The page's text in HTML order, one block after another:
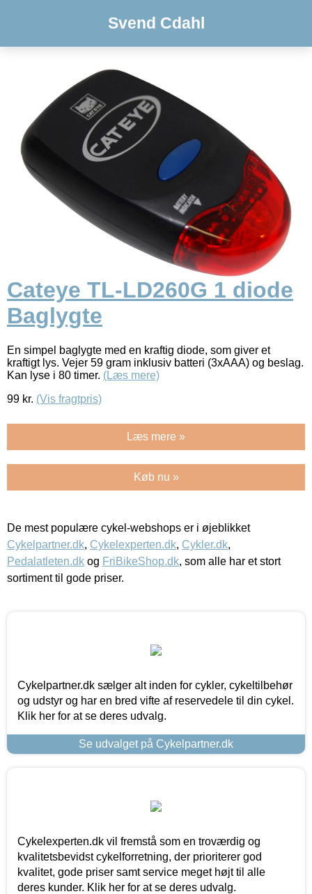
Svend Cdahl
Cateye TL-LD260G 1 diode
Baglygte
En simpel baglygte med en kraftig diode, som giver et
kraftigt lys. Vejer 59 gram inklusiv batteri (3xAAA) og beslag.
Kan lyse i 80 timer. (Læs mere)
99 kr. (Vis fragtpris)
Læs mere »
Køb nu »
De mest populære cykel-webshops er i øjeblikket
Cykelpartner.dk, Cykelexperten.dk, Cykler.dk,
Pedalatleten.dk og FriBikeShop.dk, som alle har et stort
sortiment til gode priser.
Cykelpartner.dk sælger alt inden for cykler, cykeltilbehør
og udstyr og har en bred vifte af reservedele til din cykel.
Klik her for at se deres udvalg.
Se udvalget på Cykelpartner.dk
Cykelexperten.dk vil fremstå som en troværdig og
kvalitetsbevidst cykelforretning, der prioriterer god
kvalitet, gode priser samt service meget højt til alle
deres kunder. Klik her for at se deres udvalg.